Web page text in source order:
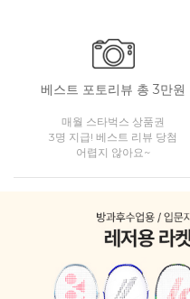
베스트 포토리뷰 총 3만원
매월 스타벅스 상품권
3명 지급! 베스트 리뷰 당첨
어렵지 않아요~